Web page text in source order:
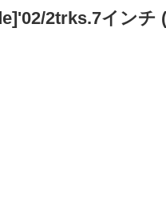
2trks.7インチ